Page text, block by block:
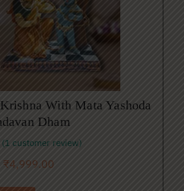
With Mata Yashoda
Dham
(1 customer review)
₹4,999.00